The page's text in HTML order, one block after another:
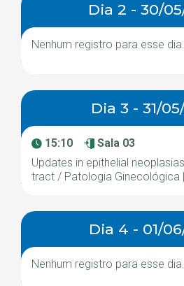
Dia 2 - 30/
Nenhum registro para esse dia.
Dia 3 - 31/
15:10
Sala 03
Updates in epithelial
tract / Patologia Ginecológica
Dia 4 - 01/
Nenhum registro para esse dia.